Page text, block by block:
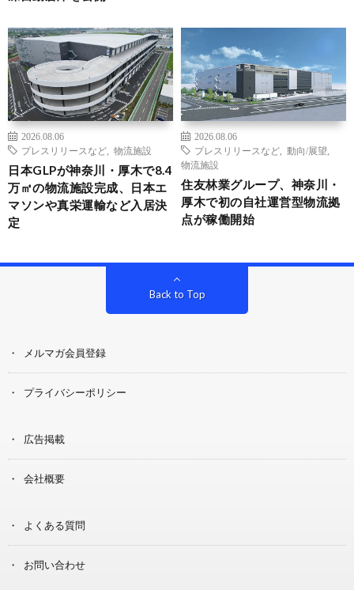
2026.08.06
プレスリリースなど
物流施設
日本GLPが神奈川・厚木で8.4
万㎡の物流施設完成、日本エ
マソンや真栄運輸など入居決
定
2026.08.06
プレスリリースなど
動向/展望
物流施設
住友林業グループ、神奈川・
厚木で初の自社運営型物流拠
点が稼働開始
Back to Top
メルマガ会員登録
プライバシーポリシー
広告掲載
会社概要
よくある質問
お問い合わせ